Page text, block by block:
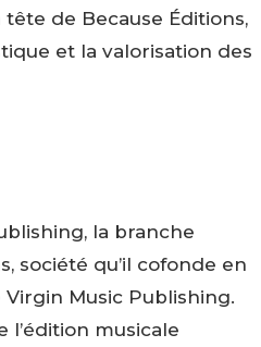
de Because Éditions,
et la valorisation des
la branche
société qu’il cofonde en
Music Publishing.
l’édition musicale